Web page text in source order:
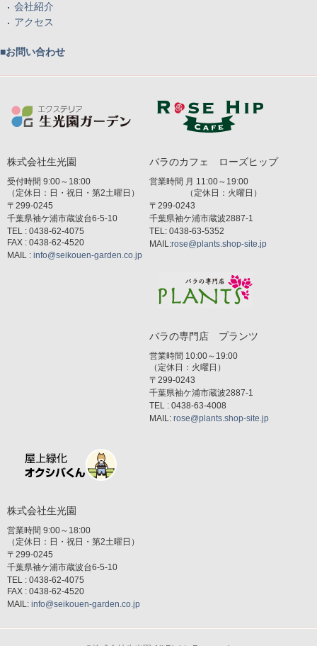
会社紹介
アクセス
■お問い合わせ
株式会社生光園
受付時間 9:00～18:00
（定休日：日・祝日・第2土曜日）
〒299-0245
千葉県袖ケ浦市蔵波台6-5-10
TEL : 0438-62-4075
FAX : 0438-62-4520
MAIL : info@seikouen-garden.co.jp
バラのカフェ ローズヒップ
営業時間 月 11:00～19:00
（定休日：火曜日）
〒299-0243
千葉県袖ケ浦市蔵波2887-1
TEL: 0438-63-5352
MAIL:rose@plants.shop-site.jp
バラの専門店 プランツ
営業時間 10:00～19:00
（定休日：火曜日）
〒299-0243
千葉県袖ケ浦市蔵波2887-1
TEL : 0438-63-4008
MAIL: rose@plants.shop-site.jp
株式会社生光園
営業時間 9:00～18:00
（定休日：日・祝日・第2土曜日）
〒299-0245
千葉県袖ケ浦市蔵波台6-5-10
TEL : 0438-62-4075
FAX : 0438-62-4520
MAIL: info@seikouen-garden.co.jp